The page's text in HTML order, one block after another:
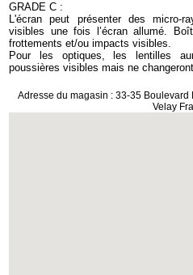
GRADE C :
L'écran peut présenter des micro-
visibles une fois l’écran allumé.
frottements et/ou impacts visibles.
Pour les optiques, les lentilles
poussières visibles mais ne
Adresse du magasin : 33-35
Velay